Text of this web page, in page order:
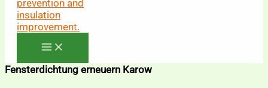
Fensterdichtung erneuern Karow